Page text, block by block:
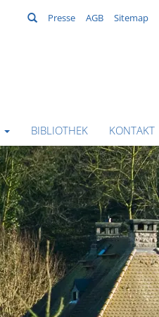
Suchen
Presse AGB Sitemap
BIBLIOTHEK KONTAKT